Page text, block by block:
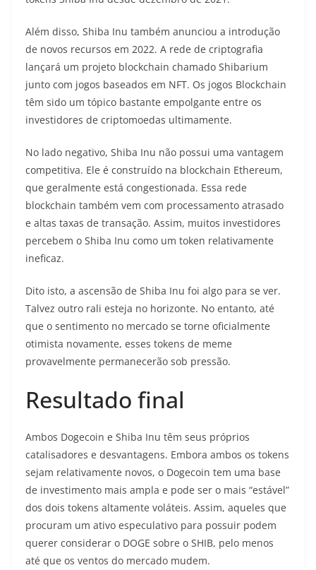
Além disso, Shiba Inu também anunciou a introdução
de novos recursos em 2022. A rede de criptografia
lançará um projeto blockchain chamado Shibarium
junto com jogos baseados em NFT. Os jogos Blockchain
têm sido um tópico bastante empolgante entre os
investidores de criptomoedas ultimamente.
No lado negativo, Shiba Inu não possui uma vantagem
competitiva. Ele é construído na blockchain Ethereum,
que geralmente está congestionada. Essa rede
blockchain também vem com processamento atrasado
e altas taxas de transação. Assim, muitos investidores
percebem o Shiba Inu como um token relativamente
ineficaz.
Dito isto, a ascensão de Shiba Inu foi algo para se ver.
Talvez outro rali esteja no horizonte. No entanto, até
que o sentimento no mercado se torne oficialmente
otimista novamente, esses tokens de meme
provavelmente permanecerão sob pressão.
Resultado final
Ambos Dogecoin e Shiba Inu têm seus próprios
catalisadores e desvantagens. Embora ambos os tokens
sejam relativamente novos, o Dogecoin tem uma base
de investimento mais ampla e pode ser o mais “estável”
dos dois tokens altamente voláteis. Assim, aqueles que
procuram um ativo especulativo para possuir podem
querer considerar o DOGE sobre o SHIB, pelo menos
até que os ventos do mercado mudem.